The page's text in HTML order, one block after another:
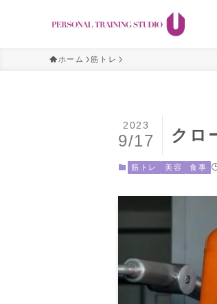
ホーム 筋トレ
クロ
2023
9/17
筋トレ 美容 食事